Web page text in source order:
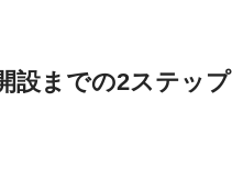
設までの2ステップ